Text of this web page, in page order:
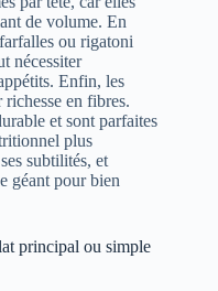
de volume. En
ou rigatoni
nécessiter
Enfin, les
richesse en fibres.
et sont parfaites
plus
subtilités, et
géant pour bien
principal ou simple